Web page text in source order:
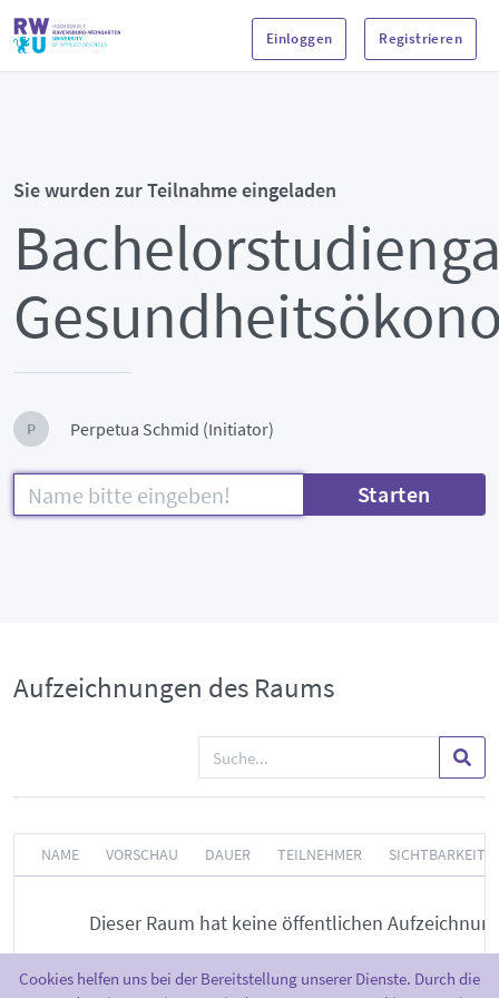
Einloggen Registrieren
Sie wurden zur Teilnahme eingeladen
P Perpetua Schmid (Initiator)
Starten
Aufzeichnungen des Raums
NAME VORSCHAU DAUER TEILNEHMER SICHTBARKEIT
Dieser Raum hat keine öffentlichen
Cookies helfen uns bei der Bereitstellung unserer Dienste. Durch die